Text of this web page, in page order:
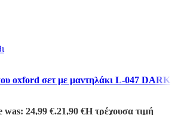
oxford σετ με μαντηλάκι L-047 DARK
24,99 €.21,90 €Η τρέχουσα τιμή